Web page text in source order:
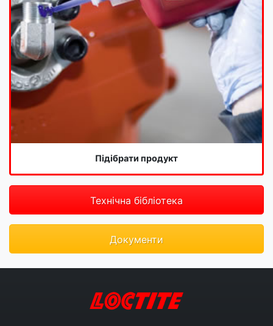
Підібрати продукт
Технічна бібліотека
Документи